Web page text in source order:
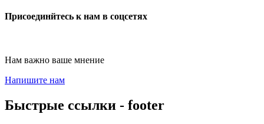
Присоединйтесь к нам в соцсетях
Нам важно ваше мнение
Напишите нам
Быстрые ссылки - footer